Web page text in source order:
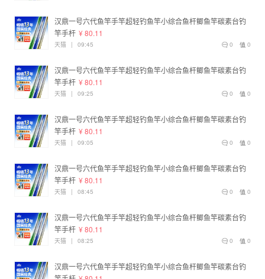
汉鼎一号六代鱼竿手竿超轻钓鱼竿小综合鱼杆鲫鱼竿碳素台钓
竿手杆 ¥ 80.11
0
0
天猫 | 09:45
汉鼎一号六代鱼竿手竿超轻钓鱼竿小综合鱼杆鲫鱼竿碳素台钓
竿手杆 ¥ 80.11
0
0
天猫 | 09:25
汉鼎一号六代鱼竿手竿超轻钓鱼竿小综合鱼杆鲫鱼竿碳素台钓
竿手杆 ¥ 80.11
0
0
天猫 | 09:05
汉鼎一号六代鱼竿手竿超轻钓鱼竿小综合鱼杆鲫鱼竿碳素台钓
竿手杆 ¥ 80.11
0
0
天猫 | 08:45
汉鼎一号六代鱼竿手竿超轻钓鱼竿小综合鱼杆鲫鱼竿碳素台钓
竿手杆 ¥ 80.11
0
0
天猫 | 08:25
汉鼎一号六代鱼竿手竿超轻钓鱼竿小综合鱼杆鲫鱼竿碳素台钓